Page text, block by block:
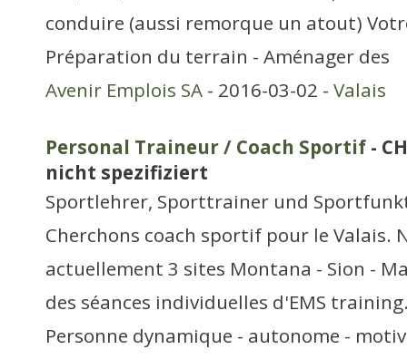
conduire (aussi remorque un atout)
Préparation du terrain - Aménager des
Avenir Emplois SA - 2016-03-02 - Valais
Personal Traineur / Coach Sportif -
nicht spezifiziert
Sportlehrer, Sporttrainer und
Cherchons coach sportif pour le Valais.
actuellement 3 sites Montana - Sion -
des séances individuelles d'EMS
Personne dynamique - autonome -